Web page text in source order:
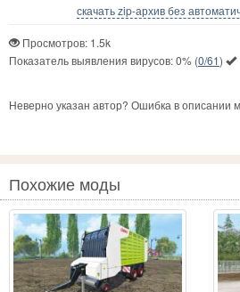
скачать zip-архив без
Просмотров: 1.5k
Показатель выявления вирусов:0% (0/61)
Неверно указан автор? Ошибка в описании
Похожие моды